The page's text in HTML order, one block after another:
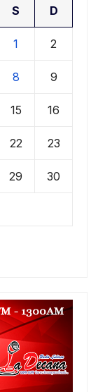
S D
1 2
8 9
15 16
22 23
29 30